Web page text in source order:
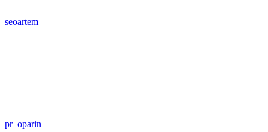
seoartem
pr_oparin